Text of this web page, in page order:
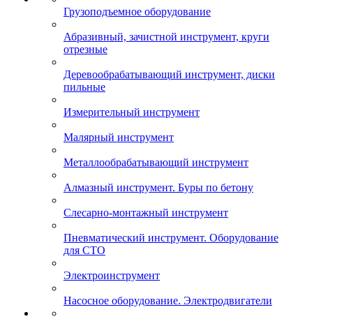
Грузоподъемное оборудование
Абразивный, зачистной инструмент, круги
отрезные
Деревообрабатывающий инструмент, диски
пильные
Измерительный инструмент
Малярный инструмент
Металлообрабатывающий инструмент
Алмазный инструмент. Буры по бетону
Слесарно-монтажный инструмент
Пневматический инструмент. Оборудование
для СТО
Электроинструмент
Насосное оборудование. Электродвигатели